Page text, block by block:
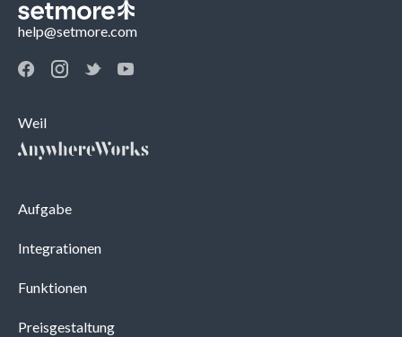
help@setmore.com
Weil
Aufgabe
Integrationen
Funktionen
Preisgestaltung